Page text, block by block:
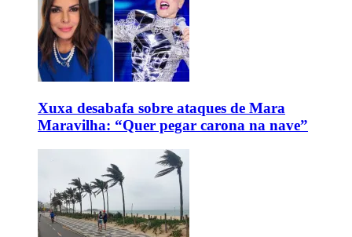
Xuxa desabafa sobre ataques de Mara
Maravilha: “Quer pegar carona na nave”